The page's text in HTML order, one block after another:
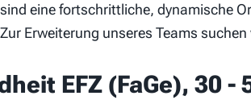
eine fortschrittliche, dynamische
Erweiterung unseres Teams
EFZ (FaGe), 30